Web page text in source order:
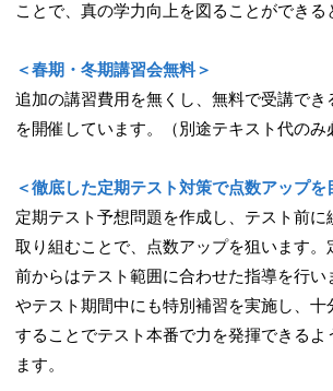
ことで、真の学力向上を図ることができる
＜春期・冬期講習会無料＞
追加の講習費用を無くし、無料で受講でき
を開催しています。（別途テキスト代のみ
＜徹底した定期テスト対策で点数アップを
定期テスト予想問題を作成し、テスト前に
取り組むことで、点数アップを狙います。
前からはテスト範囲に合わせた指導を行い
やテスト期間中にも特別補習を実施し、十
することでテスト本番で力を発揮できるよ
ます。